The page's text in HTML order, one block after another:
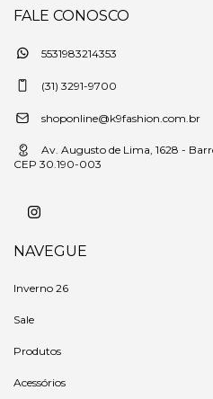
FALE CONOSCO
5531983214353
(31) 3291-9700
shoponline@k9fashion.com.br
Av. Augusto de Lima, 1628 -
CEP 30.190-003
NAVEGUE
Inverno 26
Sale
Produtos
Acessórios